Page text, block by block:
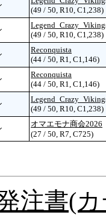
(49 / 50, R10, C1,238)
(49 / 50, R10, C1,238)
Reconquista
(44 / 50, R1, C1,146)
Reconquista
(44 / 50, R1, C1,146)
(49 / 50, R10, C1,238)
オマエモナ商会2026
(27 / 50, R7, C725)
注書(